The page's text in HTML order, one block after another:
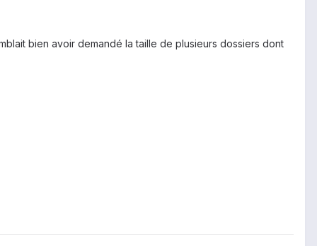
bien avoir demandé la taille de plusieurs dossiers dont